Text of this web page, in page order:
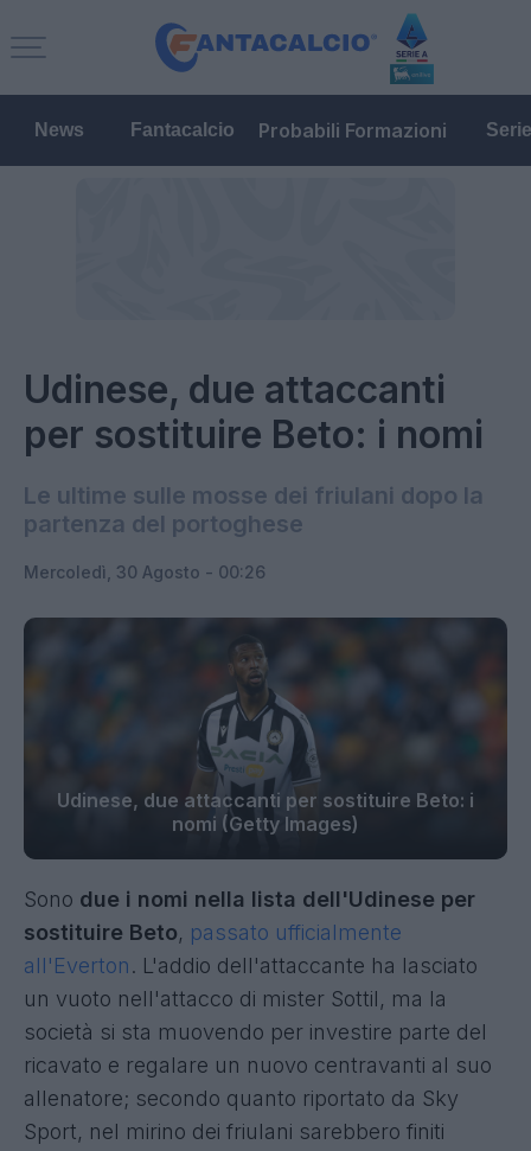
News Fantacalcio Probabili Formazioni
Udinese, due attaccanti
per sostituire Beto: i nomi
Le ultime sulle mosse dei friulani dopo la
partenza del portoghese
Mercoledì, 30 Agosto - 00:26
Udinese, due attaccanti per sostituire Beto: i
nomi (Getty Images)
Sono due i nomi nella lista dell'Udinese per
sostituire Beto, passato ufficialmente
all'Everton. L'addio dell'attaccante ha lasciato
un vuoto nell'attacco di mister Sottil, ma la
società si sta muovendo per investire parte del
ricavato e regalare un nuovo centravanti al suo
allenatore; secondo quanto riportato da Sky
Sport, nel mirino dei friulani sarebbero finiti